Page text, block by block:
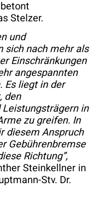
betont
Stelzer.
und
sich nach mehr als
Einschränkungen
angespannten
Es liegt in der
den
in
zu greifen. In
diesem Anspruch
Gebührenbremse
Richtung”,
Steinkellner in
Stv. Dr.